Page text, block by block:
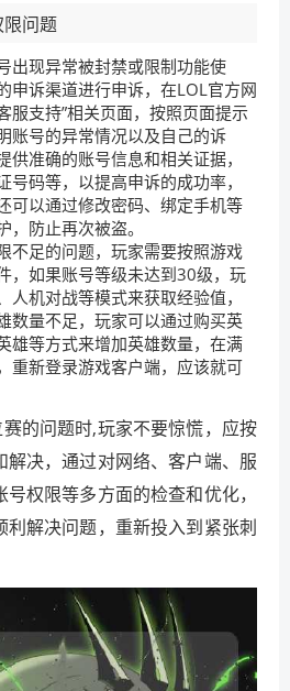
限问题
出现异常被封禁或限制功能使
申诉渠道进行申诉，在LOL官方网
服支持”相关页面，按照页面提示
账号的异常情况以及自己的诉
供准确的账号信息和相关证据，
码等，以提高申诉的成功率，
可以通过修改密码、绑定手机等
防止再次被盗。
不足的问题，玩家需要按照游戏
，如果账号等级未达到30级，玩
人机对战等模式来获取经验值，
数量不足，玩家可以通过购买英
雄等方式来增加英雄数量，在满
重新登录游戏客户端，应该就可
的问题时,玩家不要惊慌，应按
解决，通过对网络、客户端、服
权限等多方面的检查和优化，
利解决问题，重新投入到紧张刺